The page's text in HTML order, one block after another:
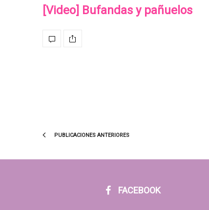
[Video] Bufandas y pañuelos
PUBLICACIONES ANTERIORES
FACEBOOK